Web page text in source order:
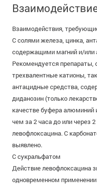
Взаимодействия,
С солями железа, цинка,
содержащими магний и/
Рекомендуется
трехвалентные катионы,
антацидные средства,
диданозин (только
качестве буфера алюминий
чем за 2 часа до или через
левофлоксацина. С
выявлено.
С сукральфатом
Действие левофлоксацина
одновременном